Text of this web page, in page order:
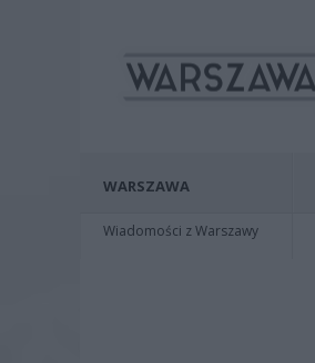
WARSZAWA
Wiadomości z Warszawy